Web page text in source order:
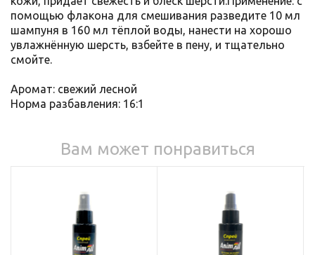
помощью флакона для смешивания разведите 10 мл
шампуня в 160 мл тёплой воды, нанести на хорошо
увлажнённую шерсть, взбейте в пену, и тщательно
смойте.
Аромат: свежий лесной
Норма разбавления: 16:1
Вам может понравиться